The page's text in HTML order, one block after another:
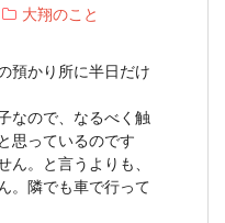
大翔のこと
預かり所に半日だけ
なので、なるべく触
思っているのです
。と言うよりも、
。隣でも車で行って